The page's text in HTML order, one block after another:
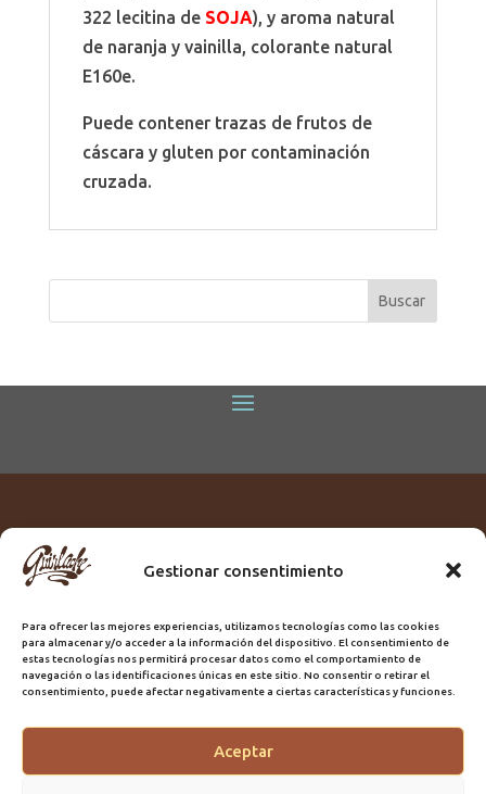
Gestionar consentimiento
Para ofrecer las mejores experiencias, utilizamos tecnologías como las cookies
para almacenar y/o acceder a la información del dispositivo. El consentimiento de
estas tecnologías nos permitirá procesar datos como el comportamiento de
navegación o las identificaciones únicas en este sitio. No consentir o retirar el
consentimiento, puede afectar negativamente a ciertas características y funciones.
Aceptar
322 lecitina de SOJA), y aroma natural
de naranja y vainilla, colorante natural
E160e.
Puede contener trazas de frutos de
cáscara y gluten por contaminación
cruzada.
Titular:
ROME GUIRLACHE SL.
Domicilio:Calle Triana, 68
Ciudad:Las Palmas de Gran Canaria
Registro Sanitario:GC/20/PH/7192